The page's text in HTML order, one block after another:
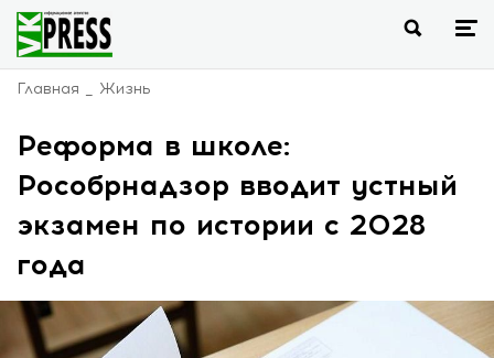
Главная Жизнь
Реформа в школе:
Рособрнадзор вводит устный
экзамен по истории с 2028
года